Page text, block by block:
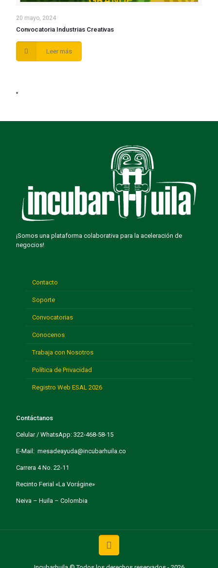
20 mayo, 2024
Convocatoria Industrias Creativas
Leer más
¡Somos una plataforma colaborativa para la aceleración de
negocios!
Contacto
Soporte
Convocatorias
Conocenos
Trabaja con Nosotros
Política de Privacidad
Registro Web ESAL 2026
Contáctanos
Celular / WhatsApp: 322-468-58-15
E-Mail: mesadeayuda@incubarhuila.co
Carrera 4 No. 22-11
Recinto Ferial «La Vorágine»
Neiva – Huila – Colombia